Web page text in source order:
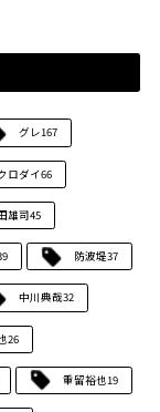
グレ167
ロダイ66
雄司45
防波堤37
中川典哉32
26
重留裕也19